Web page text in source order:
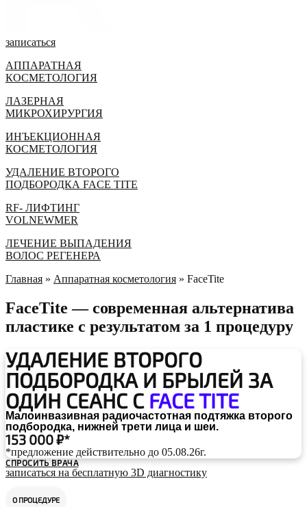
записаться
АППАРАТНАЯ
КОСМЕТОЛОГИЯ
ЛАЗЕРНАЯ
МИКРОХИРУРГИЯ
ИНЪЕКЦИОННАЯ
КОСМЕТОЛОГИЯ
УДАЛЕНИЕ ВТОРОГО
ПОДБОРОДКА FACE TITE
RF- ЛИФТИНГ
VOLNEWMER
ЛEЧЕНИЕ ВЫПАДЕНИЯ
ВОЛОС РЕГЕНЕРА
Главная » Аппаратная косметология » FaceTite
FaceTite — современная альтернатива
пластике с результатом за 1 процедуру
УДАЛЕНИЕ ВТОРОГО
ПОДБОРОДКА И БРЫЛЕЙ ЗА
ОДИН СЕАНСС FACE TITE
Малоинвазивная радиочастотная подтяжка второго
подбородка, нижней трети лица и шеи.
153 000 ₽*
*предложение действительно до 05.08.26г.
СПРОСИТЬ ВРАЧА
записаться на бесплатную 3D диагностику
О ПРОЦЕДУРЕ